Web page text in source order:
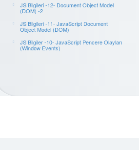
JS Bilgileri -12- Document Object Model
(DOM) -2
JS Bilgileri -11- JavaScript Document
Object Model (DOM)
JS Bilgiler -10- JavaScript Pencere Olayları
(Window Events)